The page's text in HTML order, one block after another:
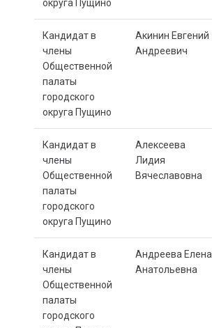
округа Пущино
Кандидат в
члены
Общественной
палаты
городского
округа Пущино
Акинин Евгений
Андреевич
Кандидат в
члены
Общественной
палаты
городского
округа Пущино
Алексеева
Лидия
Вячеславовна
Кандидат в
члены
Общественной
палаты
городского
Андреева Елена
Анатольевна